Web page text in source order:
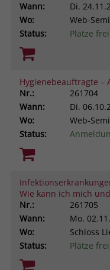
Wann:
Di.
Wo:
Web-
Status:
Plätze frei
Hygienebeauftragte –
Nr.:
261704
Wann:
Di.
Wo:
Web-
Status:
Wie kann ich mich
Nr.:
261705
Wann:
Mo.
Wo:
Schloss
Status:
Plätze frei